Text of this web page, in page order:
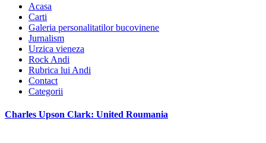
Acasa
Carti
Galeria personalitatilor bucovinene
Jurnalism
Urzica vieneza
Rock Andi
Rubrica lui Andi
Contact
Categorii
Charles Upson Clark: United Roumania